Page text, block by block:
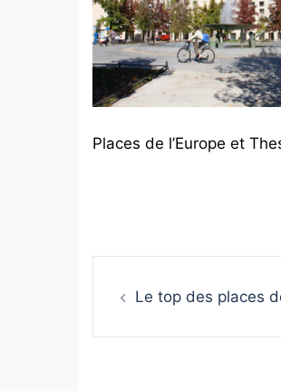
Places de l’Europe et
Le top des places